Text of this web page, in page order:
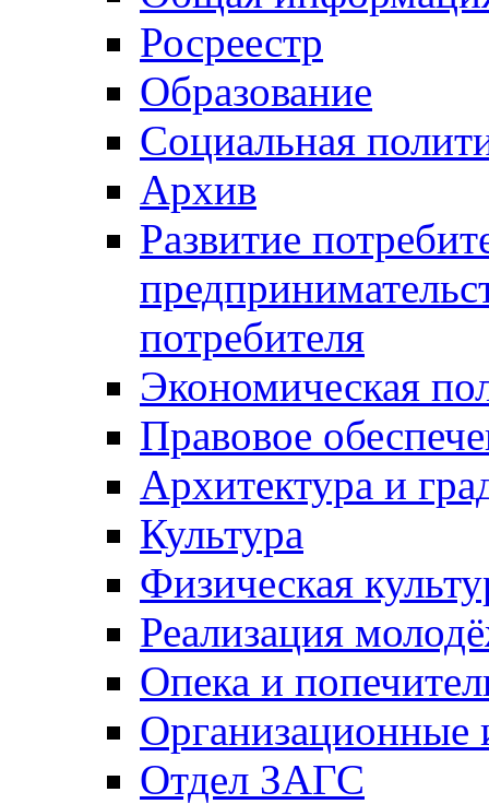
Росреестр
Образование
Социальная
Архив
Развитие
потребителя
Экономическая
Правовое
Архитектура и
Культура
Физическая
Реализация
Опека и
Отдел ЗАГС